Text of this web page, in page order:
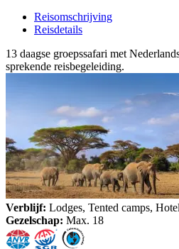
Reisomschrijving
Reisdetails
13 daagse groepssafari met
sprekende reisbegeleiding.
Verblijf: Lodges, Tented camps,
Gezelschap: Max. 18